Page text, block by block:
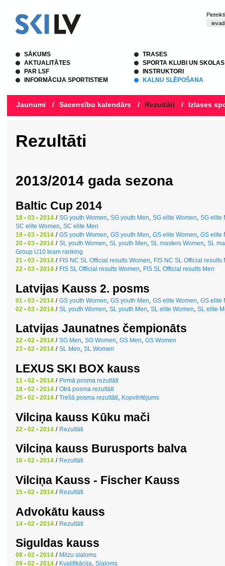
SĀKUMS
AKTUALITĀTES
PAR LSF
INFORMĀCIJA SPORTISTIEM
TRASES
SPORTA KLUBI UN SKOLAS
INSTRUKTORI
KALNU SLĒPOŠANA
Jaunumi / Sacensību kalendārs / Rezultāti / Izlases
Rezultāti
2013/2014 gada sezona
Baltic Cup 2014
18 • 03 • 2014 / SG youth Women, SG youth Men, SG elite Women, SG elite
SC elite Women, SC elite Men
19 • 03 • 2014 / GS youth Women, GS youth Men, GS elite Women, GS elite
20 • 03 • 2014 / SL youth Women, SL youth Men, SL masters Women, SL
Group U10 team ranking
21 • 03 • 2014 / FIS NC SL Official results Women, FIS NC SL Official results
22 • 03 • 2014 / FIS SL Official results Women, FIS SL Official results Men
Latvijas Kauss 2. posms
01 • 03 • 2014 / GS youth Women GS youth Men GS elite Women GS elite
02 • 03 • 2014 / SL youth Women SL youth Men SL elite Women SL elite
Latvijas Jaunatnes čempionāts
22 • 02 • 2014 / SG Men, SG Women, GS Men, GS Women
23 • 02 • 2014 / SL Men, SL Women
LEXUS SKI BOX kauss
11 • 02 • 2014 / Pirmā posma rezultāti
18 • 02 • 2014 / Otrā posma rezultāti
25 • 02 • 2014 / Trešā posma rezultāti, Kopvērtējums
Vilciņa kauss Kūku mači
22 • 02 • 2014 / Rezultāti
Vilciņa kauss Burusports balva
16 • 02 • 2014 / Rezultāti
Vilciņa Kauss - Fischer Kauss
15 • 02 • 2014 / Rezultāti
Advokātu kauss
14 • 02 • 2014 / Rezultāti
Siguldas kauss
08 • 02 • 2014 / Milzu slaloms
09 • 02 • 2014 / Kvalifikācija, Slaloms